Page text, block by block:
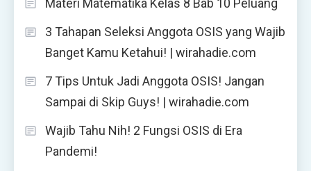
Materi Matematika Kelas 8 Bab 10 Peluang
3 Tahapan Seleksi Anggota OSIS yang Wajib
Banget Kamu Ketahui! | wirahadie.com
7 Tips Untuk Jadi Anggota OSIS! Jangan
Sampai di Skip Guys! | wirahadie.com
Wajib Tahu Nih! 2 Fungsi OSIS di Era
Pandemi!